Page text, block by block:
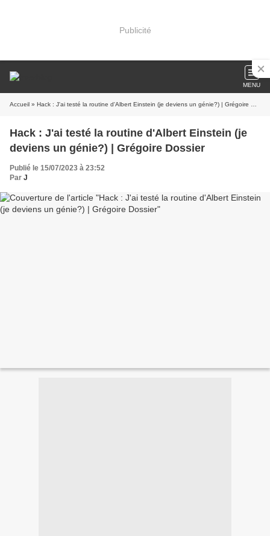
Publicité
MENU
Accueil » Hack : J'ai testé la routine d'Albert Einstein (je deviens un génie?) | Grégoire Dossier
Hack : J'ai testé la routine d'Albert Einstein (je
deviens un génie?) | Grégoire Dossier
Publié le 15/07/2023 à 23:52
Par J